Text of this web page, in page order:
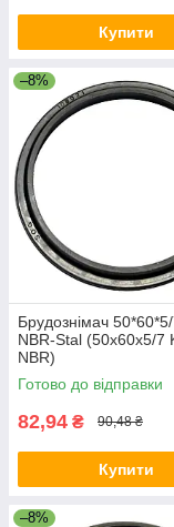
Купити
–8%
Брудознімач
NBR-Stal (50х60х5/7
NBR)
Готово до відправки
82,94 ₴ 90,48 ₴
Купити
–8%